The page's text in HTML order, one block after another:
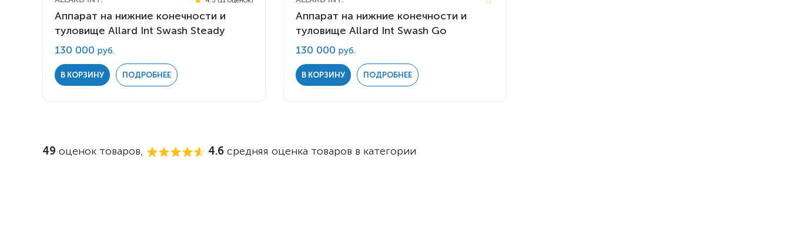
электроприводом
Скутеры
Оборудование с туалетом
Приставки для кресел-
Для пляжа
Кислородное оборудование
Комнатные
Для бассейна
Для ванны
Электрические
Уличные
Аппарат на нижние конечности и
туловище Allard Int Swash Steady
130 000 руб.
В КОРЗИНУ ПОДРОБНЕЕ
Аппарат на нижние конечности и
туловище Allard Int Swash Go
130 000 руб.
В КОРЗИНУ ПОДРОБНЕЕ
49 оценок товаров, 4.6 средняя оценка товаров в категории